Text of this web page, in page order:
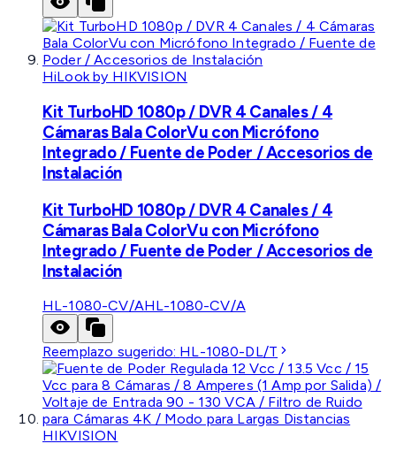
HiLook by HIKVISION
Kit TurboHD 1080p / DVR 4 Canales / 4
Cámaras Bala ColorVu con Micrófono
Integrado / Fuente de Poder / Accesorios de
Instalación
Kit TurboHD 1080p / DVR 4 Canales / 4
Cámaras Bala ColorVu con Micrófono
Integrado / Fuente de Poder / Accesorios de
Instalación
HL-1080-CV/AHL-1080-CV/A
Reemplazo sugerido: HL-1080-DL/T
HIKVISION